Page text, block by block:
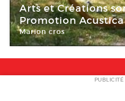
24 Sep -24 Sep
Arts et Créations
Promotion Acustica
Marion cros
Galerie La Box
PUBLICITÉ